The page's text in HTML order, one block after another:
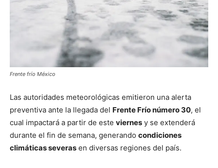
Frente frío México
Las autoridades meteorológicas emitieron una alerta
preventiva ante la llegada del Frente Frío número 30, el
cual impactará a partir de este viernes y se extenderá
durante el fin de semana, generando condiciones
climáticas severas en diversas regiones del país.